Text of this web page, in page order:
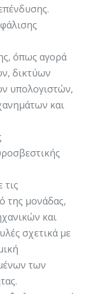
όπως αγορά
δικτύων
υπολογιστών,
και
τις
της μονάδας,
και
σχετικά με
των